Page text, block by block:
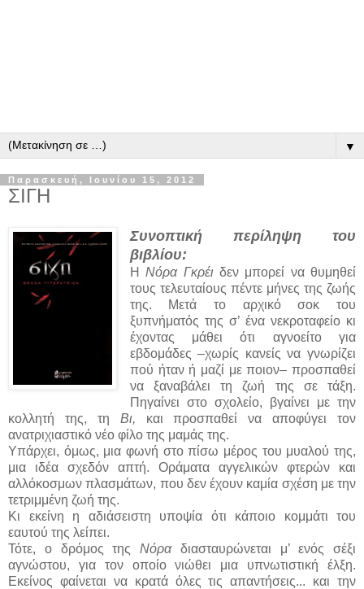
▼
Παρασκευή, Ιουνίου 15, 2012
ΣΙΓΗ
Συνοπτική περίληψη του
βιβλίου:
ΗΝόρα Γκρέιδεν μπορεί να θυμηθεί
τους τελευταίους πέντε μήνες της ζωής
της. Μετά το αρχικό σοκ του
ξυπνήματός της σ’ ένα νεκροταφείο κι
έχοντας μάθει ότι αγνοείτο για
εβδομάδες –χωρίς κανείς να γνωρίζει
πού ήταν ή μαζί με ποιον– προσπαθεί
να ξαναβάλει τη ζωή της σε τάξη.
Πηγαίνει στο σχολείο, βγαίνει με την
κολλητή της, τη Βι, και προσπαθεί να αποφύγει τον
ανατριχιαστικό νέο φίλο της μαμάς της.
Υπάρχει, όμως, μια φωνή στο πίσω μέρος του μυαλού της,
μια ιδέα σχεδόν απτή. Οράματα αγγελικών φτερών και
αλλόκοσμων πλασμάτων, που δεν έχουν καμία σχέση με την
τετριμμένη ζωή της.
Κι εκείνη η αδιάσειστη υποψία ότι κάποιο κομμάτι του
εαυτού της λείπει.
Τότε, ο δρόμος της Νόρα διασταυρώνεται μ’ ενός σέξι
αγνώστου, για τον οποίο νιώθει μια υπνωτιστική έλξη.
Εκείνος φαίνεται να κρατά όλες τις απαντήσεις... και την